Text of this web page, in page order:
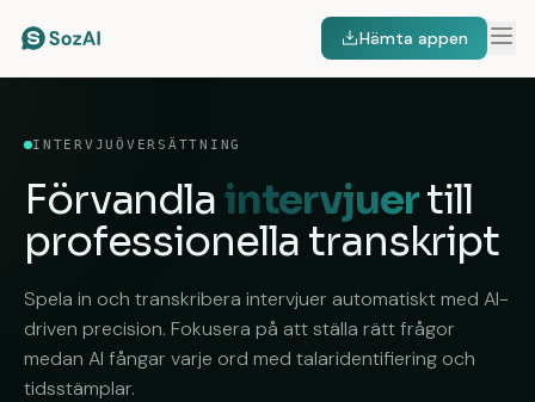
Hämta appen
INTERVJUÖVERSÄTTNING
Förvandlaintervjuertill
professionella transkript
Spela in och transkribera intervjuer automatiskt med AI-
driven precision. Fokusera på att ställa rätt frågor
medan AI fångar varje ord med talaridentifiering och
tidsstämplar.